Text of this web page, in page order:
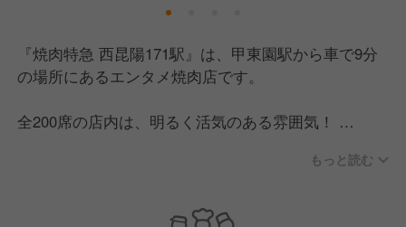
『焼肉特急 西昆陽171駅』は、甲東園駅から車で9分
の場所にあるエンタメ焼肉店です。
全200席の店内は、明るく活気のある雰囲気！
スタイルで、自慢の焼肉や一品料理をリーズナブルな
もっと読む